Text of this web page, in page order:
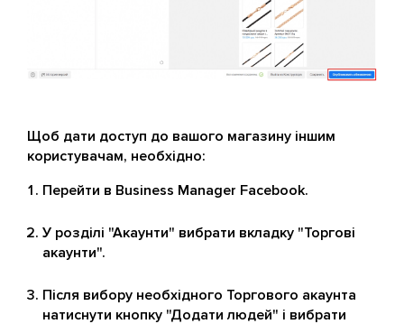
Щоб дати доступ до вашого магазину іншим
користувачам, необхідно:
Перейти в Business Manager Facebook.
У розділі "Акаунти" вибрати вкладку "Торгові
акаунти".
Після вибору необхідного Торгового акаунта
натиснути кнопку "Додати людей" і вибрати